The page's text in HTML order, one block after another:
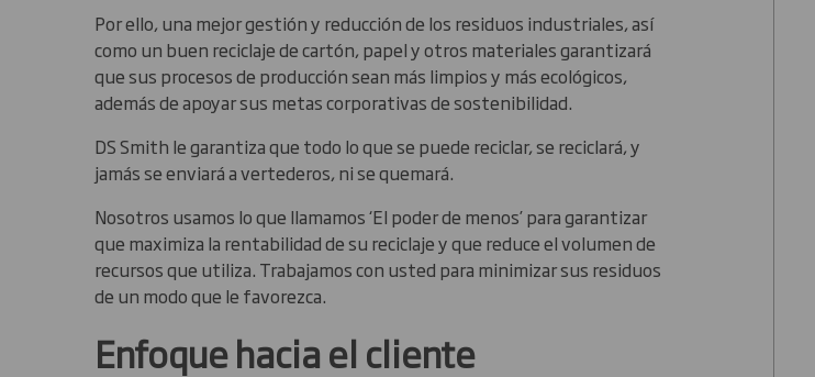
Por ello, una mejor gestión y reducción de los residuos industriales, así
como un buen reciclaje de cartón, papel y otros materiales garantizará
que sus procesos de producción sean más limpios y más ecológicos,
además de apoyar sus metas corporativas de sostenibilidad.
DS Smith le garantiza que todo lo que se puede reciclar, se reciclará, y
jamás se enviará a vertederos, ni se quemará.
Nosotros usamos lo que llamamos ‘El poder de menos’ para garantizar
que maximiza la rentabilidad de su reciclaje y que reduce el volumen de
recursos que utiliza. Trabajamos con usted para minimizar sus residuos
de un modo que le favorezca.
Enfoque hacia el cliente